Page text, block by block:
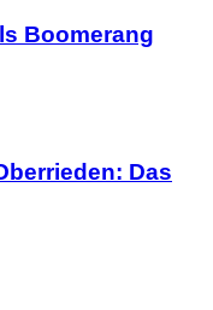
Boomerang
Das